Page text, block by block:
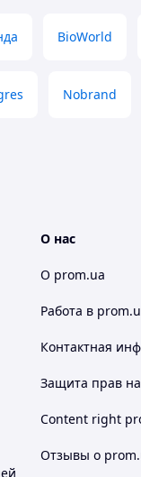
BioWorld
Nobrand
О нас
О prom.ua
Работа в
Контактная
Защита прав
Content right
Отзывы о